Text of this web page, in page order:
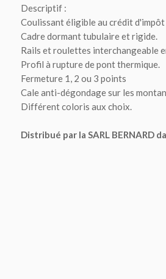
Descriptif :
Coulissant éligible au crédit d'impôt
Cadre dormant tubulaire et rigide.
Rails et roulettes interchangeable
Profil à rupture de pont thermique.
Fermeture 1, 2 ou 3 points
Cale anti-dégondage sur les
Différent coloris aux choix.
Distribué par la SARL BERNARD